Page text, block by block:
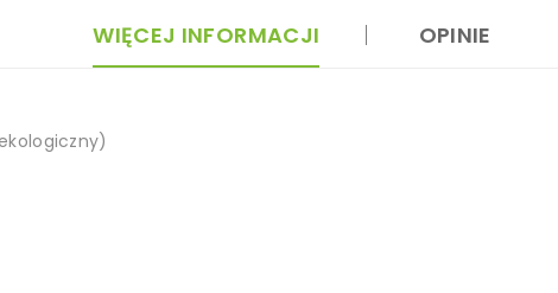
WIĘCEJ INFORMACJI OPINIE